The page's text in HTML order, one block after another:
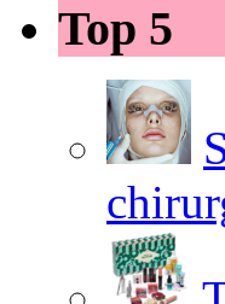
Top 5